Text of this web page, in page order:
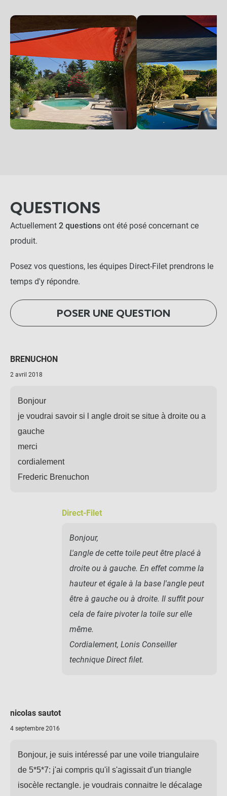
QUESTIONS
Actuellement 2 questions ont été posé concernant ce
produit.
Posez vos questions, les équipes Direct-Filet prendrons le
temps d'y répondre.
POSER UNE QUESTION
BRENUCHON
2 avril 2018
Bonjour
je voudrai savoir si l angle droit se situe à droite ou a
gauche
merci
cordialement
Frederic Brenuchon
Direct-Filet
Bonjour,
L'angle de cette toile peut être placé à
droite ou à gauche. En effet comme la
hauteur et égale à la base l'angle peut
être à gauche ou à droite. Il suffit pour
cela de faire pivoter la toile sur elle
même.
Cordialement, Lonis Conseiller
technique Direct filet.
nicolas sautot
4 septembre 2016
Bonjour, je suis intéressé par une voile triangulaire
de 5*5*7: j'ai compris qu'il s'agissait d'un triangle
isocèle rectangle. je voudrais connaitre le décalage